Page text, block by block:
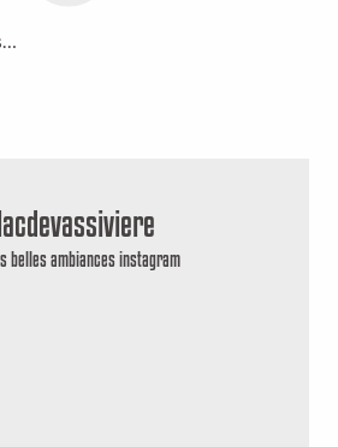
belles ambiances instagram